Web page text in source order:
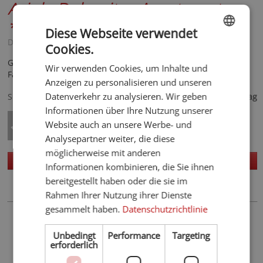
Ariola Dolomites Apartments
***
Dolomiten - Wolkenstein
Gemütlich eingerichtete Apartments für einen naturnahen
Familienurlaub in den Dolomiten!
Spezialisiert auf
ab90,- € pro Tag
Homepage Details
Rund um Aktiv - aktiver - Ferien in
Wolkenstein
Skigebiet Gröden
GERMAN
Diese Webseite verwendet
Cookies.
Wir verwenden Cookies, um Inhalte und
Anzeigen zu personalisieren und unseren
Datenverkehr zu analysieren. Wir geben
Informationen über Ihre Nutzung unserer
Website auch an unsere Werbe- und
Analysepartner weiter, die diese
möglicherweise mit anderen
Informationen kombinieren, die Sie ihnen
bereitgestellt haben oder die sie im
Rahmen Ihrer Nutzung ihrer Dienste
gesammelt haben. Datenschutzrichtlinie
Unbedingt
erforderlich
Performance Targeting